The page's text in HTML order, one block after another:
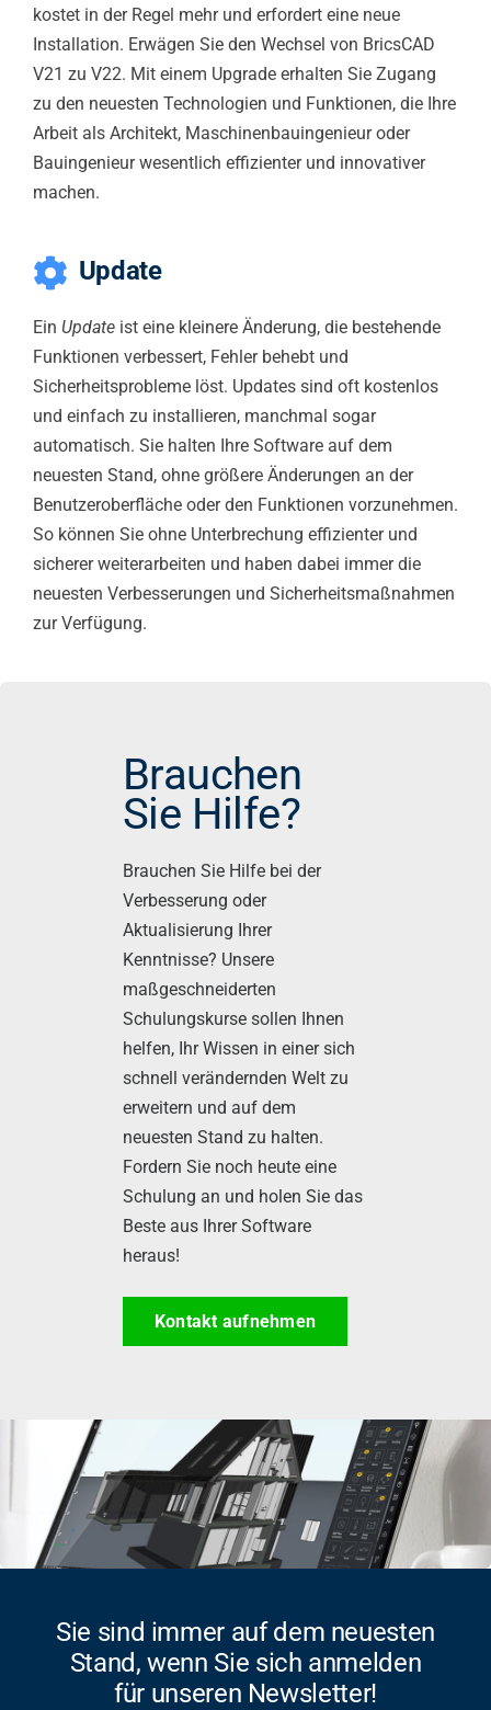
kostet in der Regel mehr und erfordert eine neue
Installation. Erwägen Sie den Wechsel von BricsCAD
V21 zu V22. Mit einem Upgrade erhalten Sie Zugang
zu den neuesten Technologien und Funktionen, die Ihre
Arbeit als Architekt, Maschinenbauingenieur oder
Bauingenieur wesentlich effizienter und innovativer
machen.
Update
Ein Updateist eine kleinere Änderung, die bestehende
Funktionen verbessert, Fehler behebt und
Sicherheitsprobleme löst. Updates sind oft kostenlos
und einfach zu installieren, manchmal sogar
automatisch. Sie halten Ihre Software auf dem
neuesten Stand, ohne größere Änderungen an der
Benutzeroberfläche oder den Funktionen vorzunehmen.
So können Sie ohne Unterbrechung effizienter und
sicherer weiterarbeiten und haben dabei immer die
neuesten Verbesserungen und Sicherheitsmaßnahmen
zur Verfügung.
Brauchen
Sie Hilfe?
Brauchen Sie Hilfe bei der
Verbesserung oder
Aktualisierung Ihrer
Kenntnisse? Unsere
maßgeschneiderten
Schulungskurse sollen Ihnen
helfen, Ihr Wissen in einer sich
schnell verändernden Welt zu
erweitern und auf dem
neuesten Stand zu halten.
Fordern Sie noch heute eine
Schulung an und holen Sie das
Beste aus Ihrer Software
heraus!
Kontakt aufnehmen
Sie sind immer auf dem neuesten
Stand, wenn Sie sich anmelden
für unseren Newsletter!